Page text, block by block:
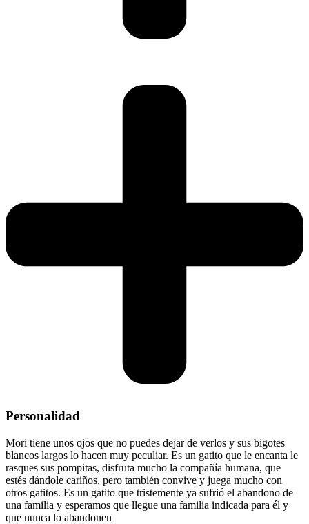
Personalidad
Mori tiene unos ojos que no puedes dejar de verlos y sus bigotes
blancos largos lo hacen muy peculiar. Es un gatito que le encanta le
rasques sus pompitas, disfruta mucho la compañía humana, que
estés dándole cariños, pero también convive y juega mucho con
otros gatitos. Es un gatito que tristemente ya sufrió el abandono de
una familia y esperamos que llegue una familia indicada para él y
que nunca lo abandonen